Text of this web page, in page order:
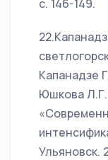
с. 146-149.
Капанадзе
Юшкова
Ульяновск.